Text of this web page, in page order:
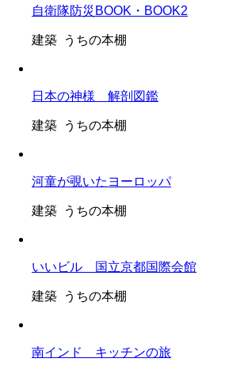
自衛隊防災BOOK・BOOK2
建築 うちの本棚
日本の神様 解剖図鑑
建築 うちの本棚
河童が覗いたヨーロッパ
建築 うちの本棚
いいビル 国立京都国際会館
建築 うちの本棚
南インド キッチンの旅